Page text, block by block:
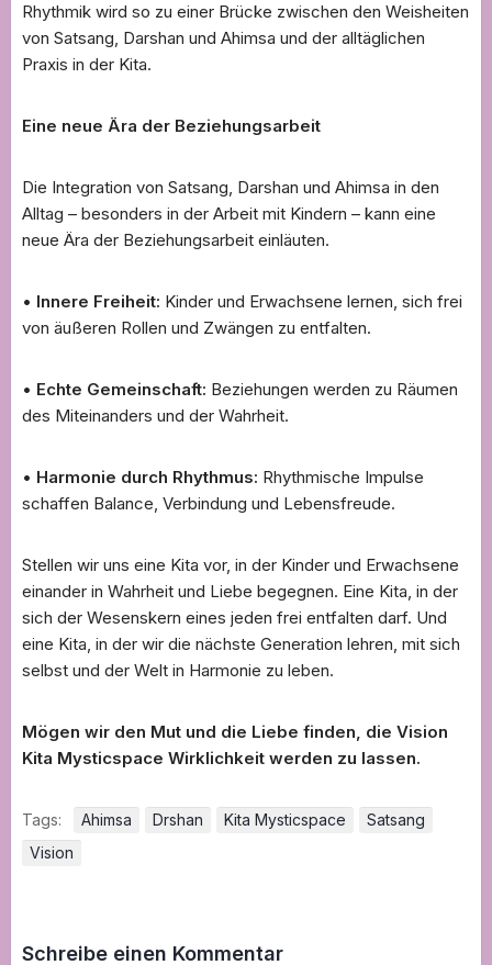
Rhythmik wird so zu einer Brücke zwischen den Weisheiten
von Satsang, Darshan und Ahimsa und der alltäglichen
Praxis in der Kita.
Eine neue Ära der Beziehungsarbeit
Die Integration von Satsang, Darshan und Ahimsa in den
Alltag – besonders in der Arbeit mit Kindern – kann eine
neue Ära der Beziehungsarbeit einläuten.
• Innere Freiheit: Kinder und Erwachsene lernen, sich frei
von äußeren Rollen und Zwängen zu entfalten.
• Echte Gemeinschaft: Beziehungen werden zu Räumen
des Miteinanders und der Wahrheit.
• Harmonie durch Rhythmus: Rhythmische Impulse
schaffen Balance, Verbindung und Lebensfreude.
Stellen wir uns eine Kita vor, in der Kinder und Erwachsene
einander in Wahrheit und Liebe begegnen. Eine Kita, in der
sich der Wesenskern eines jeden frei entfalten darf. Und
eine Kita, in der wir die nächste Generation lehren, mit sich
selbst und der Welt in Harmonie zu leben.
Mögen wir den Mut und die Liebe finden, die Vision
Kita Mysticspace Wirklichkeit werden zu lassen.
Tags: Ahimsa Drshan Kita Mysticspace
Satsang
Vision
Schreibe einen Kommentar